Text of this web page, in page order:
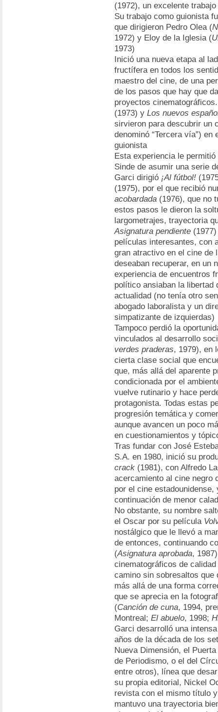
(1972), un excelente
Su trabajo como guionista
que dirigieron Pedro Olea (
1972) y Eloy de la Iglesia (
1973)
Inició una nueva etapa al
fructífera en todos los
maestro del cine, de una
de los pasos que hay que
proyectos
(1973) y Los nuevos
sirvieron para descubrir un
denominó “Tercera vía”)
guionista
Esta experiencia le
Sinde de asumir una serie
Garci dirigió ¡Al fútbol!
(1975), por el que recibió
acobardada (1976), que no
estos pasos le dieron la
largometrajes, trayectoria
Asignatura pendiente
películas interesantes, con
gran atractivo en el cine de
deseaban recuperar, en un
experiencia de encuentros
político ansiaban la libertad
actualidad (no tenía otro
abogado laboralista y un
simpatizante de izquierdas)
Tampoco perdió la
vinculados al desarrollo
verdes praderas, 1979), en
cierta clase social que
que, más allá del aparente
condicionada por el
vuelve rutinario y hace
protagonista. Todas estas
progresión temática y
aunque avancen un poco
en cuestionamientos y
Tras fundar con José
S.A. en 1980, inició su
crack (1981), con Alfredo
acercamiento al cine negro
por el cine
continuación de menor
No obstante, su nombre
el Oscar por su película
nostálgico que le llevó a
de entonces, continuando
(Asignatura aprobada,
cinematográficos de
camino sin sobresaltos
más allá de una forma
que se aprecia en la
(Canción de cuna, 1994,
Montreal; El abuelo, 1998;
Garci desarrolló una
años de la década de los
Nueva Dimensión, el
de Periodismo, o el del
entre otros), línea que
su propia editorial, Nickel
revista con el mismo título
mantuvo una trayectoria